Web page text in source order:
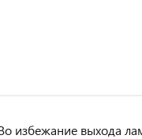
избежание выхода